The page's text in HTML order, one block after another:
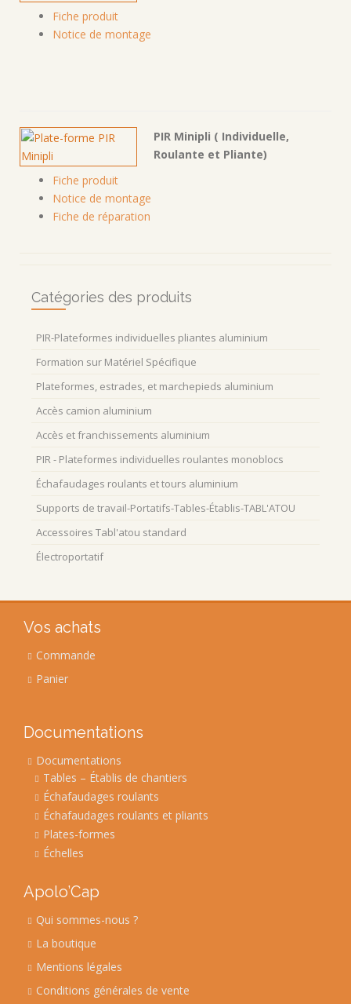
Fiche produit
Notice de montage
PIR Minipli ( Individuelle,
Roulante et Pliante)
Fiche produit
Notice de montage
Fiche de réparation
Catégories des produits
PIR-Plateformes individuelles pliantes aluminium
Formation sur Matériel Spécifique
Plateformes, estrades, et marchepieds aluminium
Accès camion aluminium
Accès et franchissements aluminium
PIR - Plateformes individuelles roulantes monoblocs
Échafaudages roulants et tours aluminium
Supports de travail-Portatifs-Tables-Établis-TABL'ATOU
Accessoires Tabl'atou standard
Électroportatif
Vos achats
Commande
Panier
Documentations
Documentations
Tables – Établis de chantiers
Échafaudages roulants
Échafaudages roulants et pliants
Plates-formes
Échelles
Apolo’Cap
Qui sommes-nous ?
La boutique
Mentions légales
Conditions générales de vente